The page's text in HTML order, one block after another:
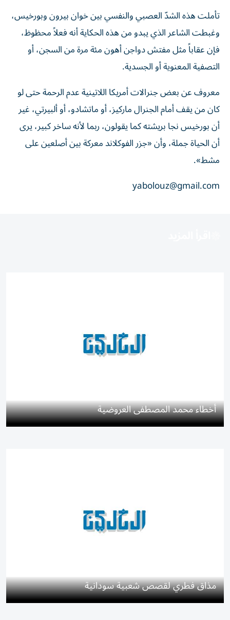
تأملت هذه الشدّ العصبي والنفسي بين خوان بيرون وبورخيس،
وغبطت الشاعر الذي يبدو من هذه الحكاية أنه فعلاً محظوظ،
فإن عقاباً مثل مفتش دواجن أهون مئة مرة من السجن، أو
التصفية المعنوية أو الجسدية.
معروف عن بعض جنرالات أمريكا اللاتينية عدم الرحمة حتى لو
كان من يقف أمام الجنرال ماركيز، أو ماتشادو، أو ألبيرتي، غير
أن بورخيس نجا بريشته كما يقولون، ربما لأنه ساخر كبير، يرى
أن الحياة جملة، وأن «جزر الفوكلاند معركة بين أصلعين على
مشط».
yabolouz@gmail.com
أخطاء محمد المصطفى العروضية
مذاق فطري لقصص شعبية سودانية